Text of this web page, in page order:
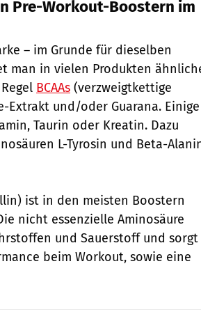
Pre-Workout-Boostern im
– im Grunde für dieselben
man in vielen Produkten
BCAAs (verzweigtkettige
Extrakt und/oder Guarana. Einige
Taurin oder Kreatin. Dazu
L-Tyrosin und Beta-
ist in den meisten Boostern
nicht essenzielle Aminosäure
und Sauerstoff und sorgt
beim Workout, sowie eine